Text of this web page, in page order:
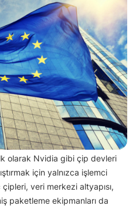
olarak Nvidia gibi çip devleri
için yalnızca işlemci
veri merkezi altyapısı,
paketleme ekipmanları da